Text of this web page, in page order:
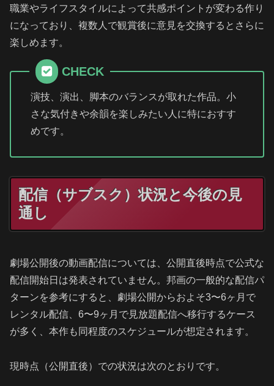
職業やライフスタイルによって共感ポイントが変わる作り
になっており、複数人で観賞後に意見を交換するとさらに
楽しめます。
CHECK
演技、演出、脚本のバランスが取れた作品。小
さな気付きや余韻を楽しみたい人に特におすす
めです。
配信（サブスク）状況と今後の見
通し
劇場公開後の動画配信については、公開直後時点で公式な
配信開始日は発表されていません。邦画の一般的な配信パ
ターンを参考にすると、劇場公開からおよそ3〜6ヶ月で
レンタル配信、6〜9ヶ月で見放題配信へ移行するケース
が多く、本作も同程度のスケジュールが想定されます。
現時点（公開直後）での状況は次のとおりです。